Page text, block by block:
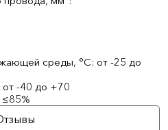
среды, °С: от -25 до
от -40 до +70
≤85%